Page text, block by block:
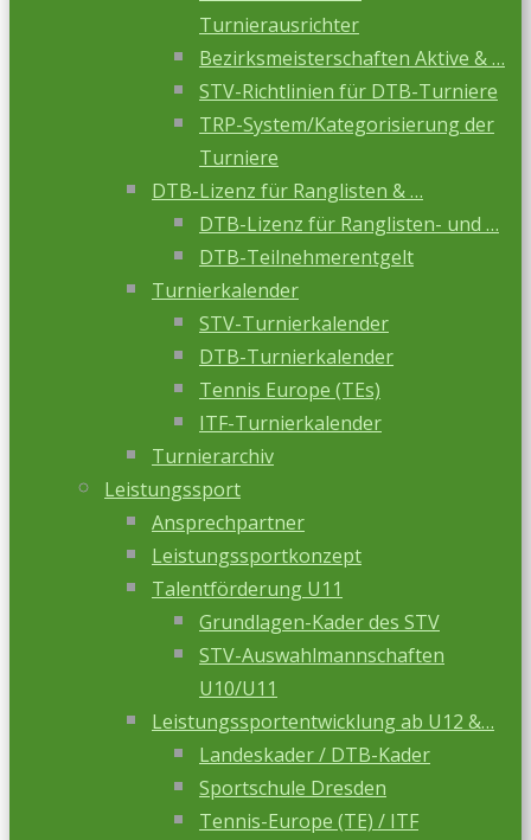
Turnierausrichter
Bezirksmeisterschaften Aktive & …
STV-Richtlinien für DTB-Turniere
TRP-System/Kategorisierung der
Turniere
DTB-Lizenz für Ranglisten & …
DTB-Lizenz für Ranglisten- und …
DTB-Teilnehmerentgelt
Turnierkalender
STV-Turnierkalender
DTB-Turnierkalender
Tennis Europe (TEs)
ITF-Turnierkalender
Turnierarchiv
Leistungssport
Ansprechpartner
Leistungssportkonzept
Talentförderung U11
Grundlagen-Kader des STV
STV-Auswahlmannschaften
U10/U11
Leistungssportentwicklung ab U12 &…
Landeskader / DTB-Kader
Sportschule Dresden
Tennis-Europe (TE) / ITF